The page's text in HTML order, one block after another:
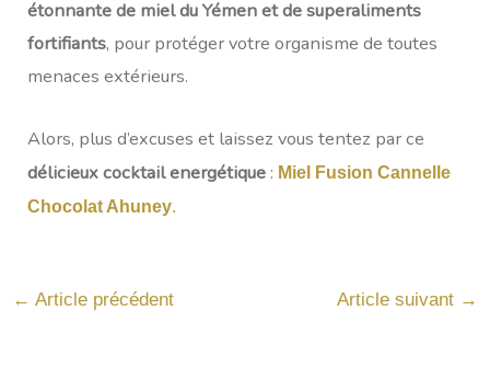
étonnante de miel du Yémen et de superaliments
fortifiants, pour protéger votre organisme de toutes
menaces extérieurs.
Alors, plus d’excuses et laissez vous tentez par ce
délicieux cocktail energétique : Miel Fusion Cannelle
Chocolat Ahuney.
← Article précédent Article suivant →